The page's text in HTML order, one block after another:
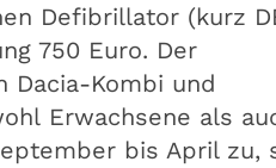
Defibrillator (kurz
750 Euro. Der
Dacia-Kombi und
Erwachsene als
bis April